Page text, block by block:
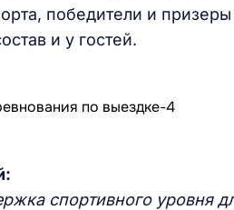
победители и призеры
и у гостей.
спортивного уровня